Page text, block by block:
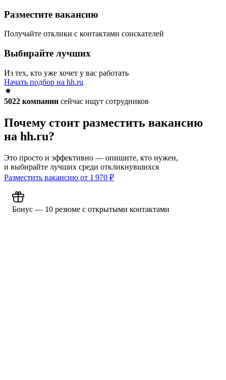
Разместите вакансию
Получайте отклики с контактами соискателей
Выбирайте лучших
Из тех, кто уже хочет у вас работать
Начать подбор на hh.ru
5022 компании сейчас ищут сотрудников
Почему стоит разместить вакансию
на hh.ru?
Это просто и эффективно — опишите, кто нужен,
и выбирайте лучших среди откликнувшихся
Разместить вакансию от 1 970 ₽
Бонус — 10 резюме с открытыми контактами